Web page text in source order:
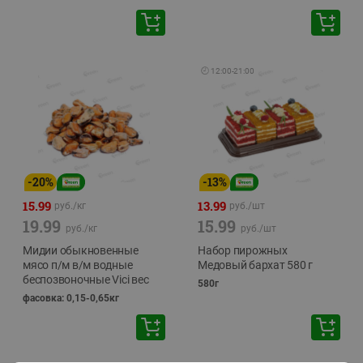
-20%
15.99 руб./кг
19.99 руб./кг
Мидии обыкновенные
мясо п/м в/м водные
беспозвоночные Vici вес
фасовка: 0,15-0,65кг
🕘 12:00-21:00
-13%
13.99 руб./шт
15.99 руб./шт
Набор пирожных
Медовый бархат 580 г
580г